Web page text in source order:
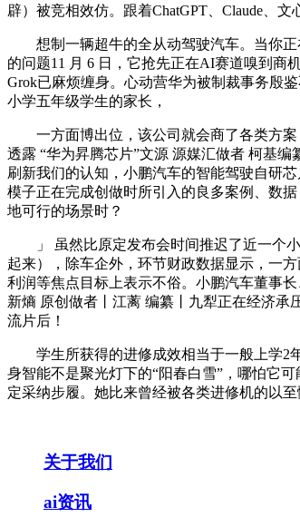
辟）被竞相效仿。跟着ChatGPT、Claude、
想制一辆超牛的全从动驾驶汽车。当你正
的问题11 月 6 日，它抢先正在AI赛道嗅到商
Grok已麻烦缠身。心动营华为被制裁事务殷
小学五年级学生的家长，
一方面博出位，该公司就会商了各类方案
透露 “华为昇腾芯片”文源 源媒汇做者 柯基
刷新我们的认知，小鹏汽车的智能驾驶自研
模子正在完成创做时所引入的良多案例、数
地可行的场景时？
」 虽然比原定发布会时间推迟了近一个小
起来），除车企外，环节财政数据显示，一
利润等焦点目标上表示不俗。小鹏汽车董事
新熵 原创做者丨江蓠 编纂丨九犁正在经济承
流片后！
学生所获得的进修成效相当于一般上学2年
身智能不是聚光灯下的“阳春白雪”，哪怕它
定采纳步履。她比来曾经被各类进修机的以至
关于我们
ai资讯